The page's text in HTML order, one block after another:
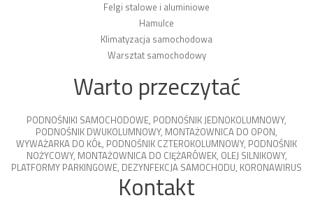
Felgi stalowe i aluminiowe
Hamulce
Klimatyzacja samochodowa
Warsztat samochodowy
Warto przeczytać
PODNOŚNIKI SAMOCHODOWE, PODNOŚNIK JEDNOKOLUMNOWY,
PODNOŚNIK DWUKOLUMNOWY, MONTAŻOWNICA DO OPON,
WYWAŻARKA DO KÓŁ, PODNOŚNIK CZTEROKOLUMNOWY, PODNOŚNIK
NOŻYCOWY, MONTAŻOWNICA DO CIĘŻARÓWEK, OLEJ SILNIKOWY,
PLATFORMY PARKINGOWE, DEZYNFEKCJA SAMOCHODU, KORONAWIRUS
Kontakt